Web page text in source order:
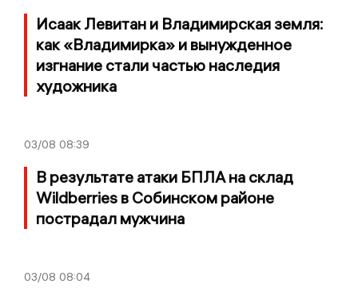
Исаак Левитан и Владимирская земля:
как «Владимирка» и вынужденное
изгнание стали частью наследия
художника
03/08 08:39
В результате атаки БПЛА на склад
Wildberries в Собинском районе
пострадал мужчина
03/08 08:04